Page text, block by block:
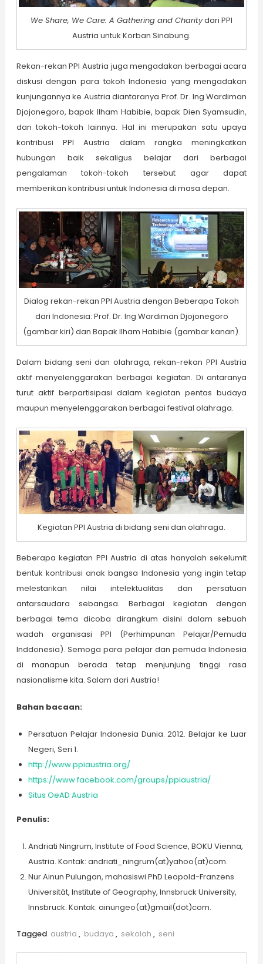
We Share, We Care: A Gathering and Charitydari PPI
Austria untuk Korban Sinabung.
Rekan-rekan PPI Austria juga mengadakan berbagai acara
diskusi dengan para tokoh Indonesia yang mengadakan
kunjungannya ke Austria diantaranya Prof. Dr. Ing Wardiman
Djojonegoro, bapak Ilham Habibie, bapak Dien Syamsudin,
dan tokoh-tokoh lainnya. Hal ini merupakan satu upaya
kontribusi PPI Austria dalam rangka meningkatkan
hubungan baik sekaligus belajar dari berbagai
pengalaman tokoh-tokoh tersebut agar dapat
memberikan kontribusi untuk Indonesia di masa depan.
Dialog rekan-rekan PPI Austria dengan Beberapa Tokoh
dari Indonesia: Prof. Dr. Ing Wardiman Djojonegoro
(gambar kiri) dan Bapak Ilham Habibie (gambar kanan).
Dalam bidang seni dan olahraga, rekan-rekan PPI Austria
aktif menyelenggarakan berbagai kegiatan. Di antaranya
turut aktif berpartisipasi dalam kegiatan pentas budaya
maupun menyelenggarakan berbagai festival olahraga.
Kegiatan PPI Austria di bidang seni dan olahraga.
Beberapa kegiatan PPI Austria di atas hanyalah sekelumit
bentuk kontribusi anak bangsa Indonesia yang ingin tetap
melestarikan nilai intelektualitas dan persatuan
antarsaudara sebangsa. Berbagai kegiatan dengan
berbagai tema dicoba dirangkum disini dalam sebuah
wadah organisasi PPI (Perhimpunan Pelajar/Pemuda
Inddonesia). Semoga para pelajar dan pemuda Indonesia
di manapun berada tetap menjunjung tinggi rasa
nasionalisme kita. Salam dari Austria!
Bahan bacaan:
Persatuan Pelajar Indonesia Dunia. 2012. Belajar ke Luar
Negeri, Seri 1.
http://www.ppiaustria.org/
https://www.facebook.com/groups/ppiaustria/
Situs OeAD Austria
Penulis:
Andriati Ningrum, Institute of Food Science, BOKU Vienna,
Austria. Kontak: andriati_ningrum(at)yahoo(at)com.
Nur Ainun Pulungan, mahasiswi PhD Leopold-Franzens
Universität, Institute of Geography, Innsbruck University,
Innsbruck. Kontak: ainungeo(at)gmail(dot)com.
Tagged austria , budaya , sekolah , seni